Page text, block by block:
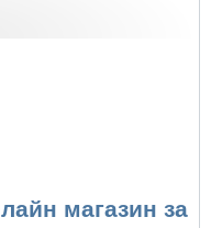
магазин за